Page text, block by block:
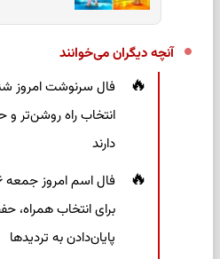
آنچه دیگران می‌خوانند
انتخاب راه روشن‌تر
دارند
برای انتخاب
پایان‌دادن به تردیدها